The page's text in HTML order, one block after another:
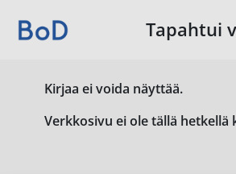
Tapahtui
Kirjaa ei voida näyttää.
Verkkosivu ei ole tällä hetkellä